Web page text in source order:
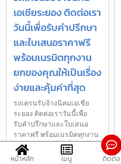
เอเชียระยอง ติดต่อเรา
วันนี้เพื่อรับคำปรึกษา
และใบเสนอราคาฟรี
พร้อมเนรมิตทุกงาน
ยกของคุณให้เป็นเรื่อง
ง่ายและคุ้มค่าที่สุด
รถเครนรับจ้างนิคมเอเชีย
ระยอง ติดต่อเราวันนี้เพื่อ
รับคำปรึกษาและใบเสนอ
ราคาฟรี พร้อมเนรมิตทุกงาน
ยกของคุณให้เป็นเรื่องง่ายแ
หน้าหลัก เมนู ติดต่อ